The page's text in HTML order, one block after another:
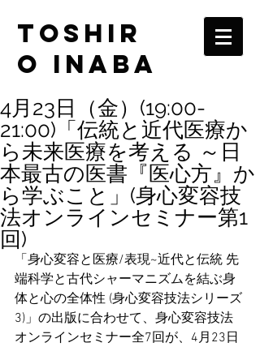
TOSHIR
O INABA
4月23日（金）(19:00-
21:00)「伝統と近代医療か
ら未来医療を考える ～日
本最古の医書『医心方』か
ら学ぶこと」(身心変容技
法オンラインセミナー第1
回)
「身心変容と医療/表現~近代と伝統 先
端科学と古代シャーマニズムを結ぶ身
体と心の全体性 (身心変容技法シリーズ
3)」の出版に合わせて、身心変容技法
オンラインセミナー全7回が、4月23日